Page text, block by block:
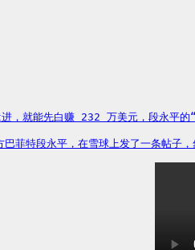
就能先白赚 232 万美元，段永平的“
巴菲特段永平，在雪球上发了一条帖